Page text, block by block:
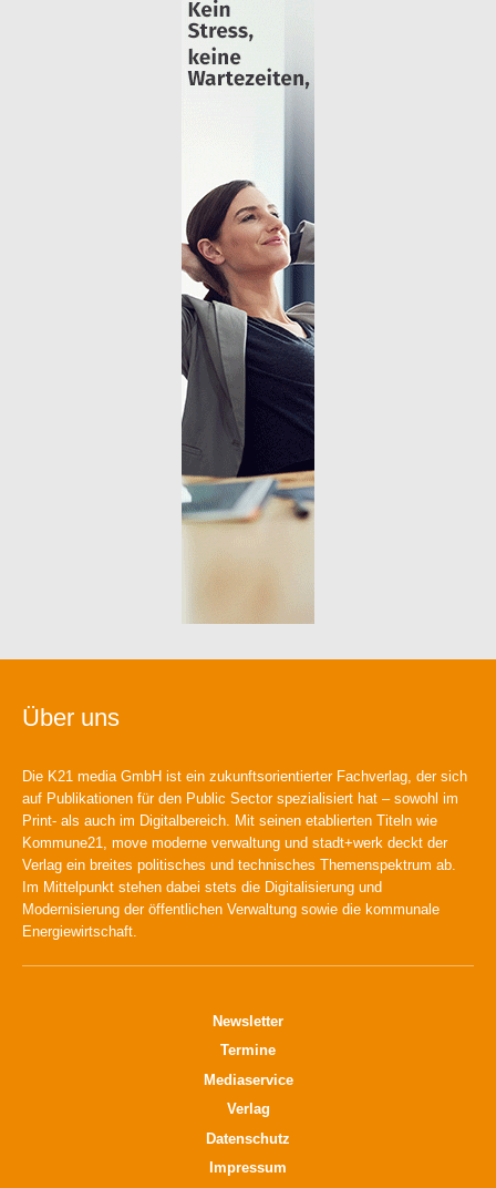
Über uns
Die K21 media GmbH ist ein zukunftsorientierter Fachverlag, der sich
auf Publikationen für den Public Sector spezialisiert hat – sowohl im
Print- als auch im Digitalbereich. Mit seinen etablierten Titeln wie
Kommune21, move moderne verwaltung und stadt+werk deckt der
Verlag ein breites politisches und technisches Themenspektrum ab.
Im Mittelpunkt stehen dabei stets die Digitalisierung und
Modernisierung der öffentlichen Verwaltung sowie die kommunale
Energiewirtschaft.
Newsletter
Termine
Mediaservice
Verlag
Datenschutz
Impressum